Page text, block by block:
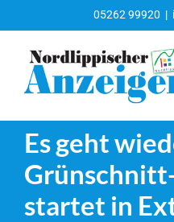
Inhalt
springen
05262 99920 |
Es geht
startet in